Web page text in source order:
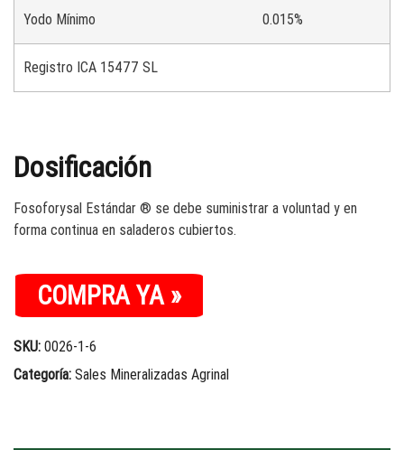
Yodo Mínimo 0.015%
Registro ICA 15477 SL
Dosificación
Fosoforysal Estándar ® se debe suministrar a voluntad y en
forma continua en saladeros cubiertos.
COMPRA YA »
SKU: 0026-1-6
Categoría: Sales Mineralizadas Agrinal